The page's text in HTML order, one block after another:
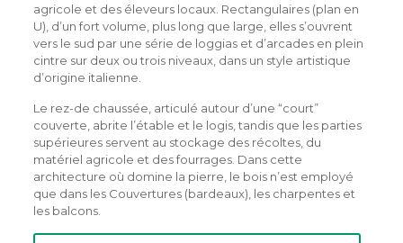
agricole et des éleveurs locaux. Rectangulaires (plan en
U), d’un fort volume, plus long que large, elles s’ouvrent
vers le sud par une série de loggias et d’arcades en plein
cintre sur deux ou trois niveaux, dans un style artistique
d’origine italienne.
Le rez-de chaussée, articulé autour d’une “court”
couverte, abrite l’étable et le logis, tandis que les parties
supérieures servent au stockage des récoltes, du
matériel agricole et des fourrages. Dans cette
architecture où domine la pierre, le bois n’est employé
que dans les Couvertures (bardeaux), les charpentes et
les balcons.